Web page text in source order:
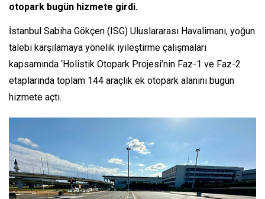
otopark bugün hizmete girdi.
İstanbul Sabiha Gökçen (ISG) Uluslararası Havalimanı, yoğun
talebi karşılamaya yönelik iyileştirme çalışmaları
kapsamında ‘Holistik Otopark Projesi’nin Faz-1 ve Faz-2
etaplarında toplam 144 araçlık ek otopark alanını bugün
hizmete açtı.